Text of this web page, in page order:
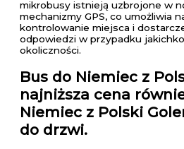
mikrobusy istnieją uzbrojone w
mechanizmy GPS, co umożliwia
kontrolowanie miejsca i
odpowiedzi w przypadku
okoliczności.
Bus do Niemiec z
najniższa cena
Niemiec z Polski
do drzwi.